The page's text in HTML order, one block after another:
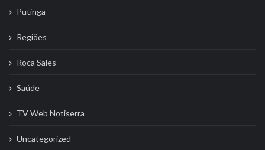
Putinga
Regiões
Roca Sales
Saúde
TV Web Notiserra
Uncategorized